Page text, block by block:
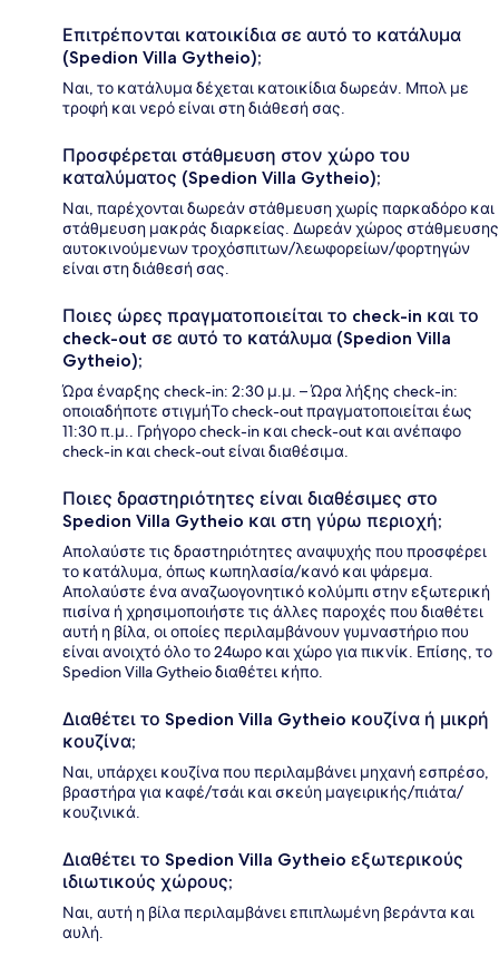
Επιτρέπονται κατοικίδια σε αυτό το κατάλυμα
(Spedion Villa Gytheio);
Ναι, το κατάλυμα δέχεται κατοικίδια δωρεάν. Μπολ με
τροφή και νερό είναι στη διάθεσή σας.
Προσφέρεται στάθμευση στον χώρο του
καταλύματος (Spedion Villa Gytheio);
Ναι, παρέχονται δωρεάν στάθμευση χωρίς παρκαδόρο και
στάθμευση μακράς διαρκείας. Δωρεάν χώρος στάθμευσης
αυτοκινούμενων τροχόσπιτων/λεωφορείων/φορτηγών
είναι στη διάθεσή σας.
Ποιες ώρες πραγματοποιείται το check-in και το
check-out σε αυτό το κατάλυμα (Spedion Villa
Gytheio);
Ώρα έναρξης check-in: 2:30 μ.μ. – Ώρα λήξης check-in:
οποιαδήποτε στιγμήΤο check-out πραγματοποιείται έως
11:30 π.μ.. Γρήγορο check-in και check-out και ανέπαφο
check-in και check-out είναι διαθέσιμα.
Ποιες δραστηριότητες είναι διαθέσιμες στο
Spedion Villa Gytheio και στη γύρω περιοχή;
Απολαύστε τις δραστηριότητες αναψυχής που προσφέρει
το κατάλυμα, όπως κωπηλασία/κανό και ψάρεμα.
Απολαύστε ένα αναζωογονητικό κολύμπι στην εξωτερική
πισίνα ή χρησιμοποιήστε τις άλλες παροχές που διαθέτει
αυτή η βίλα, οι οποίες περιλαμβάνουν γυμναστήριο που
είναι ανοιχτό όλο το 24ωρο και χώρο για πικνίκ. Επίσης, το
Spedion Villa Gytheio διαθέτει κήπο.
Διαθέτει το Spedion Villa Gytheio κουζίνα ή μικρή
κουζίνα;
Ναι, υπάρχει κουζίνα που περιλαμβάνει μηχανή εσπρέσο,
βραστήρα για καφέ/τσάι και σκεύη μαγειρικής/πιάτα/
κουζινικά.
Διαθέτει το Spedion Villa Gytheio εξωτερικούς
ιδιωτικούς χώρους;
Ναι, αυτή η βίλα περιλαμβάνει επιπλωμένη βεράντα και
αυλή.